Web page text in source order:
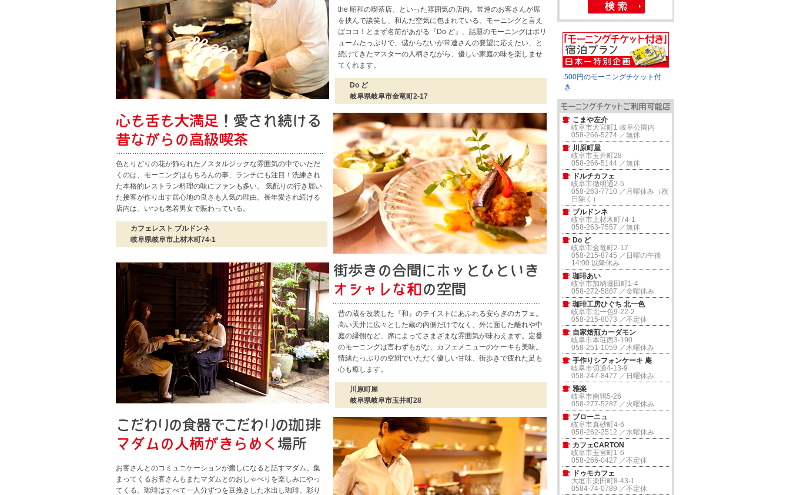
the 昭和の喫茶店、といった雰囲気の店内。常連のお客さんが席
を挟んで談笑し、和んだ空気に包まれている。モーニングと言え
ばココ！とまず名前があがる『Do ど』。話題のモーニングはボリ
ュームたっぷりで、儲からないが常連さんの要望に応えたい、と
続けてきたマスターの人柄さながら、優しい家庭の味を楽しませ
てくれます。
Do ど
岐阜県岐阜市金竜町2-17
色とりどりの花が飾られたノスタルジックな雰囲気の中でいただ
くのは、モーニングはもちろんの事、ランチにも注目！洗練され
た本格的レストラン料理の味にファンも多い。 気配りの行き届い
た接客が作り出す居心地の良さも人気の理由。長年愛され続ける
店内は、いつも老若男女で賑わっている。
カフェレスト ブルドンネ
岐阜県岐阜市上材木町74-1
昔の蔵を改装した『和』のテイストにあふれる安らぎのカフェ。
高い天井に広々とした蔵の内側だけでなく、外に面した離れや中
庭の縁側など、席によってさまざまな雰囲気が味わえます。定番
のモーニングは言わずもがな、カフェメニューのケーキも美味。
情緒たっぷりの空間でいただく優しい甘味、街歩きで疲れた足も
心も癒します。
川原町屋
岐阜県岐阜市玉井町28
お客さんとのコミュニケーションが癒しになると話すマダム。集
まってくるお客さんもまたマダムとのおしゃべりを楽しみにやっ
てくる。珈琲はすべて一人分ずつを豆挽きした水出し珈琲。彩り
500円のモーニングチケット付
き
こまや左介
岐阜市大宮町1 岐阜公園内
058-266-5274 ／無休
川原町屋
岐阜市玉井町28
058-266-5144 ／無休
ドルチカフェ
岐阜市徹明通2-5
058-263-7710 ／月曜休み（祝
日除く）
ブルドンネ
岐阜市上材木町74-1
058-263-7557 ／無休
Do ど
岐阜市金竜町2-17
058-215-8745 ／日曜の午後
14:00 以降休み
珈琲あい
岐阜市加納堀田町1-4
058-272-5887 ／金曜休み
珈琲工房ひぐち 北一色
岐阜市北一色9-22-2
058-215-8073 ／不定休
自家焙煎カーダモン
岐阜市本荘西3-190
058-251-1059 ／木曜休み
手作りシフォンケーキ 庵
岐阜市切通4-13-9
058-247-8477 ／日曜休み
雅楽
岐阜市南鶉5-26
058-277-5287 ／火曜休み
ブローニュ
岐阜市真砂町4-6
058-262-2512 ／水曜休み
カフェCARTON
岐阜市玉宮町1-6
058-266-0427 ／不定休
ドゥモカフェ
大垣市楽田町8-43-1
0584-74-0789 ／不定休